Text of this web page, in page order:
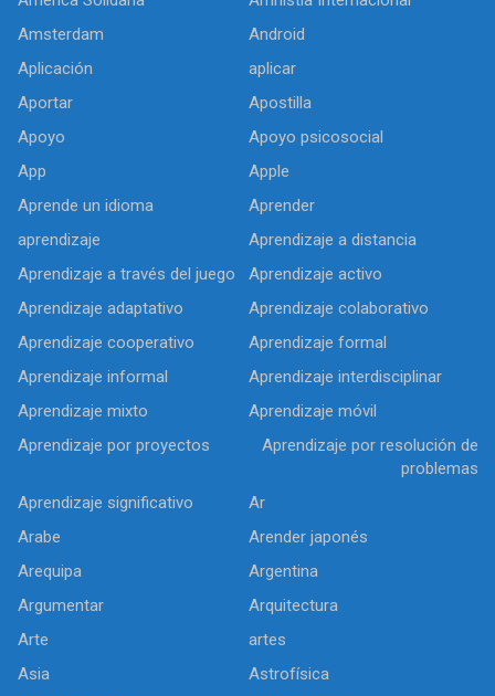
Amsterdam
Android
Aplicación
aplicar
Aportar
Apostilla
Apoyo
Apoyo psicosocial
App
Apple
Aprende un idioma
Aprender
aprendizaje
Aprendizaje a distancia
Aprendizaje a través del juego
Aprendizaje activo
Aprendizaje adaptativo
Aprendizaje colaborativo
Aprendizaje cooperativo
Aprendizaje formal
Aprendizaje informal
Aprendizaje interdisciplinar
Aprendizaje mixto
Aprendizaje móvil
Aprendizaje por proyectos
Aprendizaje por resolución de
problemas
Aprendizaje significativo
Ar
Arabe
Arender japonés
Arequipa
Argentina
Argumentar
Arquitectura
Arte
artes
Asia
Astrofísica